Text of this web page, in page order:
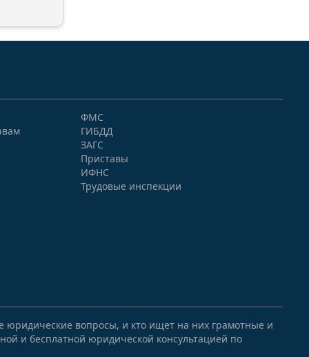
ФМС
ГИБДД
ЗАГС
Приставы
ИФНС
Трудовые инспекции
вопросы, и кто ищет на них грамотные и
и бесплатной юридической консультацией по